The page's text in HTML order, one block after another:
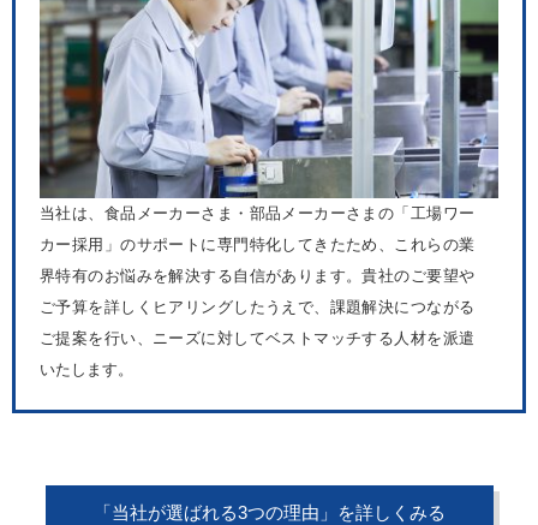
当社は、食品メーカーさま・部品メーカーさまの「工場ワー
カー採用」のサポートに専門特化してきたため、これらの業
界特有のお悩みを解決する自信があります。貴社のご要望や
ご予算を詳しくヒアリングしたうえで、課題解決につながる
ご提案を行い、ニーズに対してベストマッチする人材を派遣
いたします。
「当社が選ばれる3つの理由」を詳しくみる